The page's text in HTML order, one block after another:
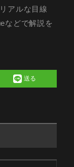
アルな目線
などで解説を
送る